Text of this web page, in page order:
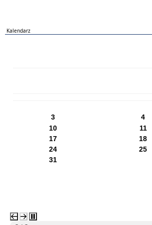
Kalendarz
3
4
10
11
17
18
24
25
31